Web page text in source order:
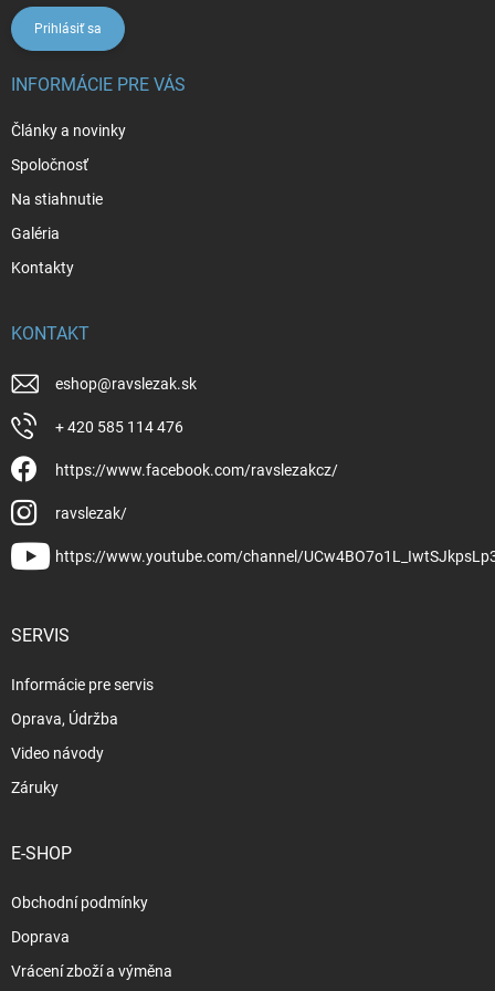
Prihlásiť sa
INFORMÁCIE PRE VÁS
Články a novinky
Spoločnosť
Na stiahnutie
Galéria
Kontakty
KONTAKT
eshop@ravslezak.sk
+ 420 585 114 476
https://www.facebook.com/ravslezakcz/
ravslezak/
https://www.youtube.com/channel/
SERVIS
Informácie pre servis
Oprava, Údržba
Video návody
Záruky
E-SHOP
Obchodní podmínky
Doprava
Vrácení zboží a výměna